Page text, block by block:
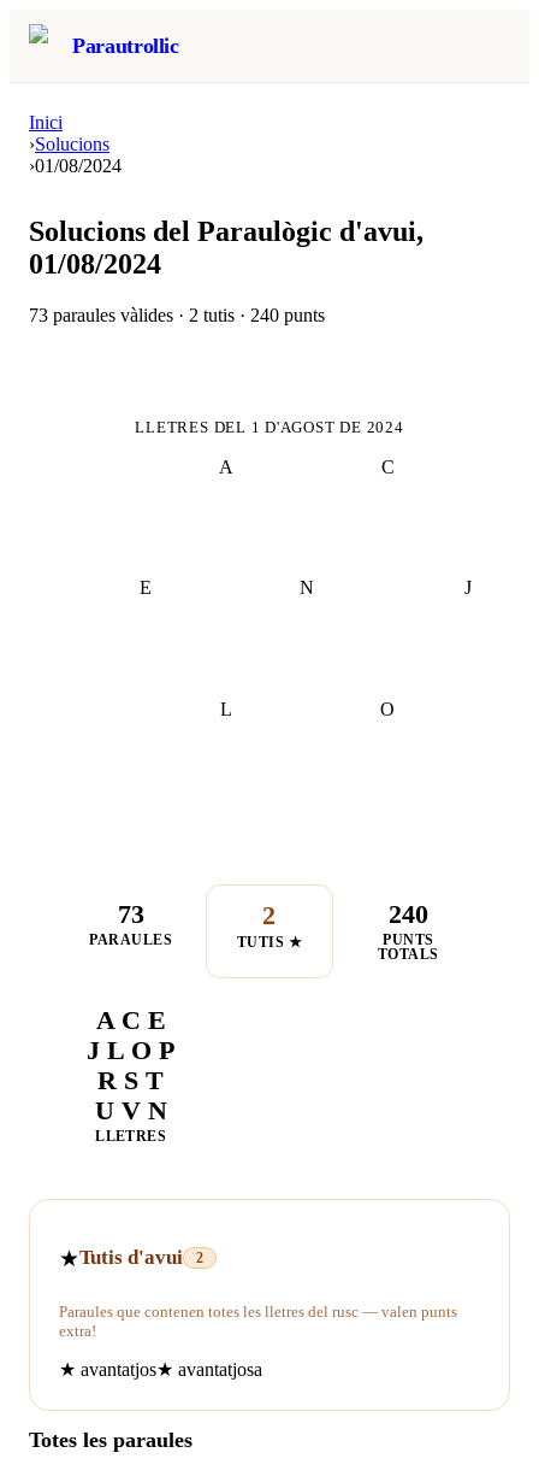
Parautrollic
Inici
›Solucions
›01/08/2024
Solucions del Paraulògic d'avui,
01/08/2024
73 paraules vàlides · 2 tutis · 240 punts
LLETRES DEL 1 D'AGOST DE 2024
N
A C
E J
L O
73
PARAULES
2
TUTIS ★
240
PUNTS
TOTALS
A C E
J L O P
R S T
U V N
LLETRES
★Tutis d'avui 2
Paraules que contenen totes les lletres del rusc — valen punts
extra!
★ avantatjos★ avantatjosa
Totes les paraules